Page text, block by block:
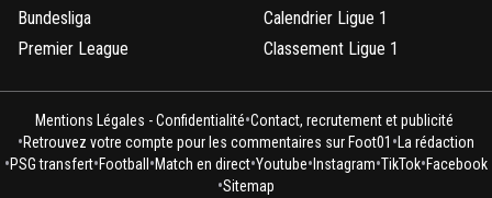
Bundesliga
Premier League
Calendrier Ligue 1
Classement Ligue 1
Mentions Légales - Confidentialité•Contact, recrutement et publicité
•Retrouvez votre compte pour les commentaires sur Foot01 • La rédaction
•PSG transfert•Football •Match en direct•Youtube• Instagram•TikTok•Facebook
•Sitemap